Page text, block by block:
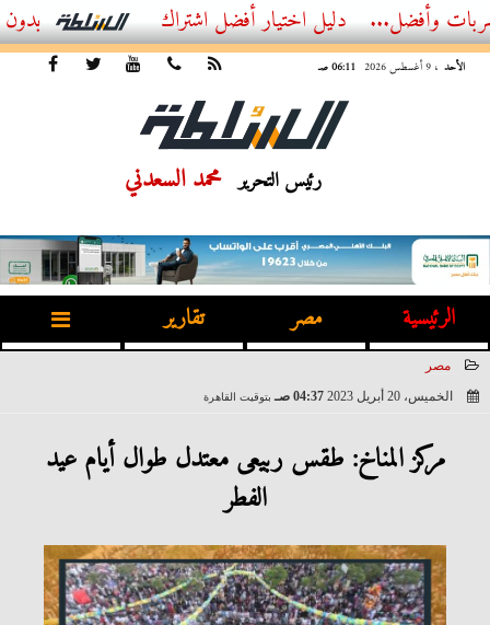
أفضل اشتراك IPTV بدون تقطيع 2026 – دليل المشاهد العصري
الأحد ، 9 أغسطس 2026 06:11 صـ
رئيس التحرير محمد السعدني
الرئيسية مصر تقارير
مصر
الخميس، 20 أبريل 2023
04:37 صـ بتوقيت القاهرة
مركز المناخ: طقس ربيعى معتدل طوال أيام عيد
الفطر